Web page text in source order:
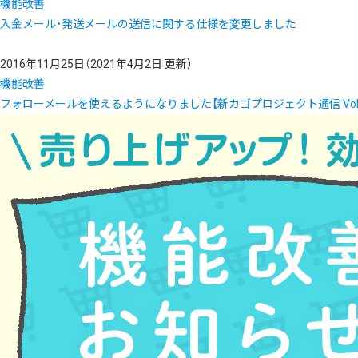
機能改善
入金メール・発送メールの送信に関する仕様を変更しました
2016年11月25日 （2021年4月2日 更新）
機能改善
フォローメールを使えるようになりました【新カゴプロジェクト通信